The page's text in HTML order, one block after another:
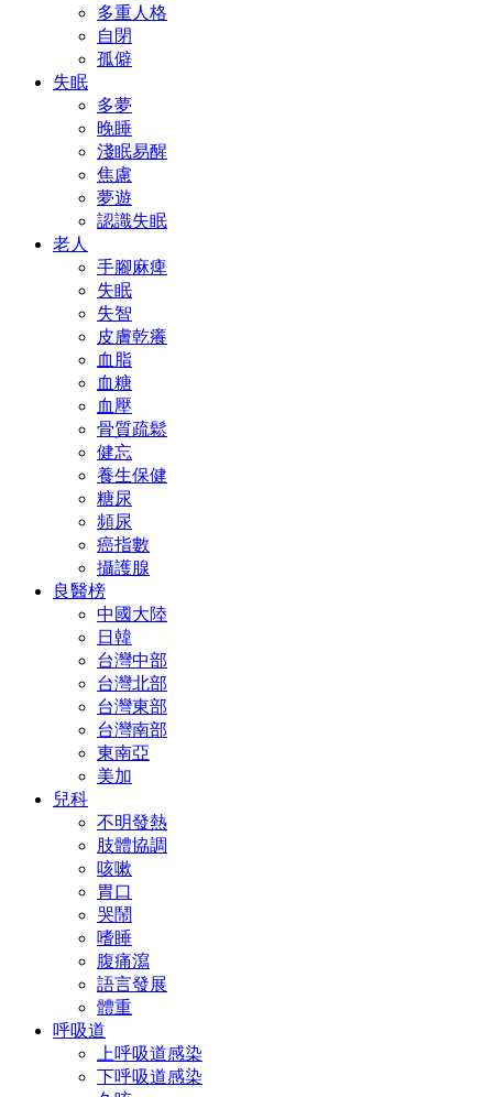
多重人格
自閉
孤僻
失眠
多夢
晚睡
淺眠易醒
焦慮
夢遊
認識失眠
老人
手腳麻痺
失眠
失智
皮膚乾癢
血脂
血糖
血壓
骨質疏鬆
健忘
養生保健
糖尿
頻尿
癌指數
攝護腺
良醫榜
中國大陸
日韓
台灣中部
台灣北部
台灣東部
台灣南部
東南亞
美加
兒科
不明發熱
肢體協調
咳嗽
胃口
哭鬧
嗜睡
腹痛瀉
語言發展
體重
呼吸道
上呼吸道感染
下呼吸道感染